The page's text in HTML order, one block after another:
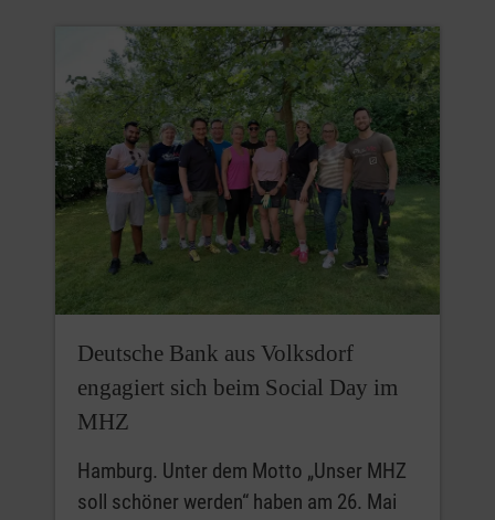
Deutsche Bank aus Volksdorf
engagiert sich beim Social Day im
MHZ
Hamburg. Unter dem Motto „Unser MHZ
soll schöner werden“ haben am 26. Mai